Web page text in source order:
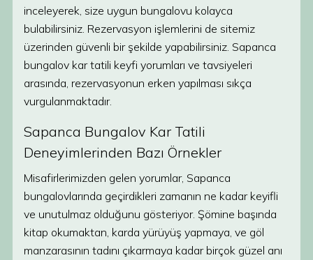
inceleyerek, size uygun bungalovu kolayca
bulabilirsiniz. Rezervasyon işlemlerini de sitemiz
üzerinden güvenli bir şekilde yapabilirsiniz. Sapanca
bungalov kar tatili keyfi yorumları ve tavsiyeleri
arasında, rezervasyonun erken yapılması sıkça
vurgulanmaktadır.
Sapanca Bungalov Kar Tatili
Deneyimlerinden Bazı Örnekler
Misafirlerimizden gelen yorumlar, Sapanca
bungalovlarında geçirdikleri zamanın ne kadar keyifli
ve unutulmaz olduğunu gösteriyor. Şömine başında
kitap okumaktan, karda yürüyüş yapmaya, ve göl
manzarasının tadını çıkarmaya kadar birçok güzel anı